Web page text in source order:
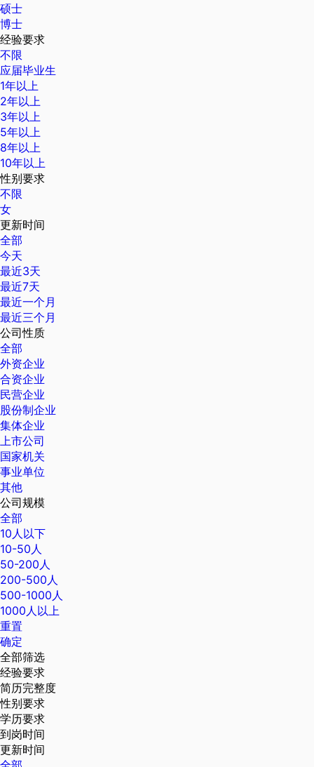
硕士
博士
经验要求
不限
应届毕业生
1年以上
2年以上
3年以上
5年以上
8年以上
10年以上
性别要求
不限
女
更新时间
全部
今天
最近3天
最近7天
最近一个月
最近三个月
公司性质
全部
外资企业
合资企业
民营企业
股份制企业
集体企业
上市公司
国家机关
事业单位
其他
公司规模
全部
10人以下
10-50人
50-200人
200-500人
500-1000人
1000人以上
重置
确定
全部筛选
经验要求
简历完整度
性别要求
学历要求
到岗时间
更新时间